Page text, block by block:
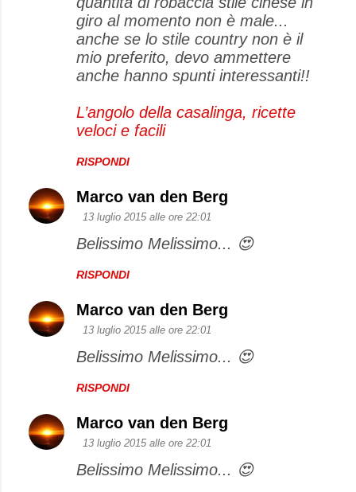
giro al momento non è male...
anche se lo stile country non è il
mio preferito, devo ammettere
anche hanno spunti interessanti!!
L’angolo della casalinga, ricette
veloci e facili
RISPONDI
Marco van den Berg
13 luglio 2015 alle ore 22:01
Belissimo Melissimo... 😍
RISPONDI
Marco van den Berg
13 luglio 2015 alle ore 22:01
Belissimo Melissimo... 😍
RISPONDI
Marco van den Berg
13 luglio 2015 alle ore 22:01
Belissimo Melissimo... 😍